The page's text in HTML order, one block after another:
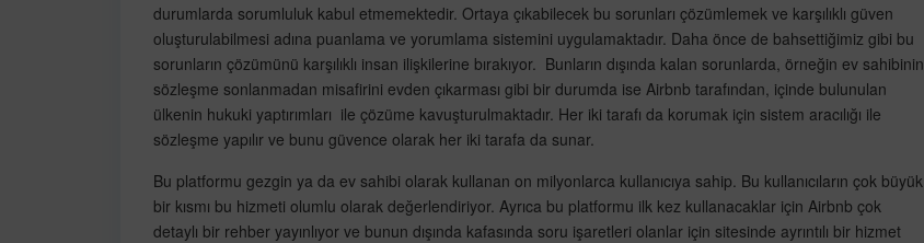
durumlarda sorumluluk kabul etmemektedir. Ortaya çıkabilecek bu sorunları çözümlemek ve karşılıklı güven
oluşturulabilmesi adına puanlama ve yorumlama sistemini uygulamaktadır. Daha önce de bahsettiğimiz gibi bu
sorunların çözümünü karşılıklı insan ilişkilerine bırakıyor. Bunların dışında kalan sorunlarda, örneğin ev sahibinin
sözleşme sonlanmadan misafirini evden çıkarması gibi bir durumda ise Airbnb tarafından, içinde bulunulan
ülkenin hukuki yaptırımları ile çözüme kavuşturulmaktadır. Her iki tarafı da korumak için sistem aracılığı ile
sözleşme yapılır ve bunu güvence olarak her iki tarafa da sunar.
Bu platformu gezgin ya da ev sahibi olarak kullanan on milyonlarca kullanıcıya sahip. Bu kullanıcıların çok büyük
bir kısmı bu hizmeti olumlu olarak değerlendiriyor. Ayrıca bu platformu ilk kez kullanacaklar için Airbnb çok
detaylı bir rehber yayınlıyor ve bunun dışında kafasında soru işaretleri olanlar için sitesinde ayrıntılı bir hizmet